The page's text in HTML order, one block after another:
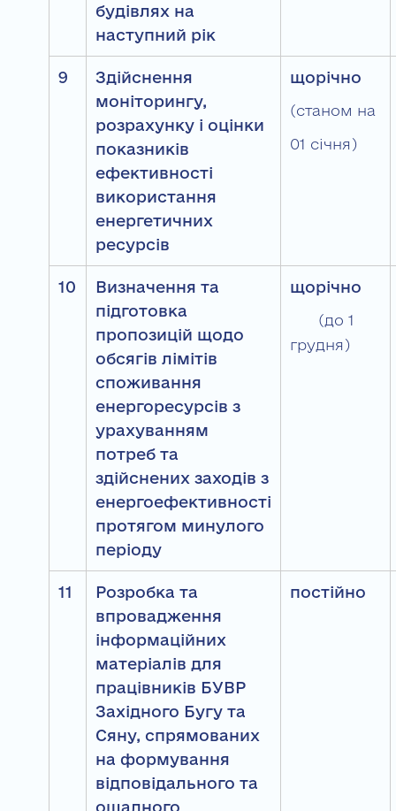
будівлях на
наступний рік
9
Здійснення
моніторингу,
розрахунку і оцінки
показників
ефективності
використання
енергетичних
ресурсів
щорічно
(станом на
01 січня)
10
Визначення та
підготовка
пропозицій щодо
обсягів лімітів
споживання
енергоресурсів з
урахуванням
потреб та
здійснених заходів з
енергоефективності
протягом минулого
періоду
щорічно
(до 1
грудня)
11
Розробка та
впровадження
інформаційних
матеріалів для
працівників БУВР
Західного Бугу та
Сяну, спрямованих
на формування
відповідального та
ощадного
постійно